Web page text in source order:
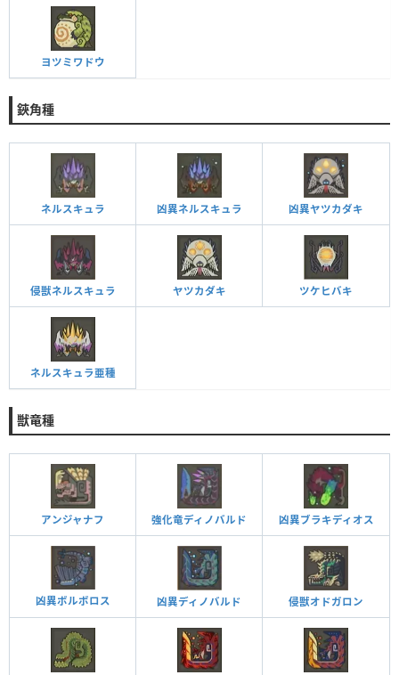
ヨツミワドウ
鋏角種
ネルスキュラ 凶異ネルスキュラ 凶異ヤツカダキ
侵獣ネルスキュラ ヤツカダキ ツケヒバキ
ネルスキュラ亜種
獣竜種
アンジャナフ 強化竜ディノバルド 凶異ブラキディオス
凶異ボルボロス 凶異ディノバルド 侵獣オドガロン